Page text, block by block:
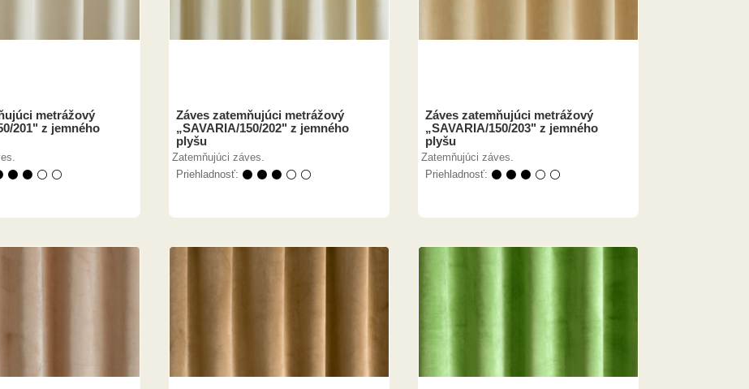
metrážový
201" z jemného
⚫ ⚫ ⚪ ⚪
Záves zatemňujúci metrážový
„SAVARIA/150/202" z jemného
plyšu
Zatemňujúci záves.
Priehladnosť: ⚫ ⚫ ⚫ ⚪ ⚪
Záves zatemňujúci metrážový
„SAVARIA/150/203" z jemného
plyšu
Zatemňujúci záves.
Priehladnosť: ⚫ ⚫ ⚫ ⚪ ⚪